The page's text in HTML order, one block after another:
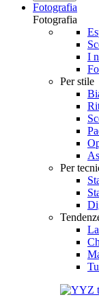
Fotografia
Fotografia
I
Per stile
Per